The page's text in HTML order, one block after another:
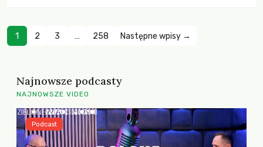
1 2 3 … 258 Następne wpisy →
Najnowsze podcasty
NAJNOWSZE VIDEO
Podcast